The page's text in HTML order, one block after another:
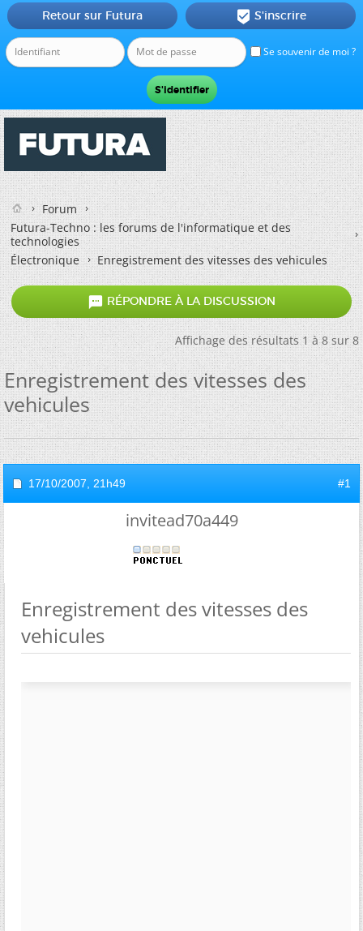
Se souvenir de moi ?
Retour sur Futura  S'inscrire
Forum
Futura-Techno : les forums de l'informatique et des
technologies
Électronique
Enregistrement des vitesses des vehicules
 RÉPONDRE À LA DISCUSSION
Affichage des résultats 1 à 8 sur 8
Enregistrement des vitesses des
vehicules
17/10/2007, 21h49 #1
invitead70a449
Enregistrement des vitesses des
vehicules